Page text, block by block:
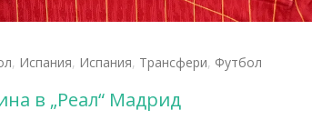
, Испания, Испания, Трансфери, Футбол
в „Реал“ Мадрид